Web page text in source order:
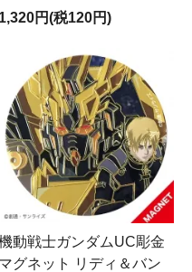
1,320円(税120円)
動戦士ガンダムUC彫金
マグネット リディ＆バン